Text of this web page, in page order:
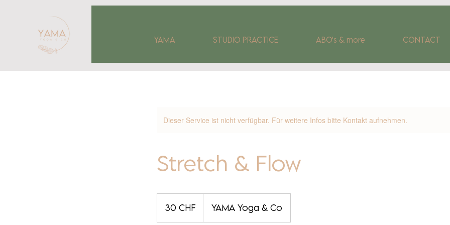
YAMA STUDIO PRACTICE ABO's & more CONTACT
Dieser Service ist nicht verfügbar. Für weitere Infos bitte Kontakt aufnehmen.
Stretch & Flow
Franken
30 CHF YAMA Yoga & Co